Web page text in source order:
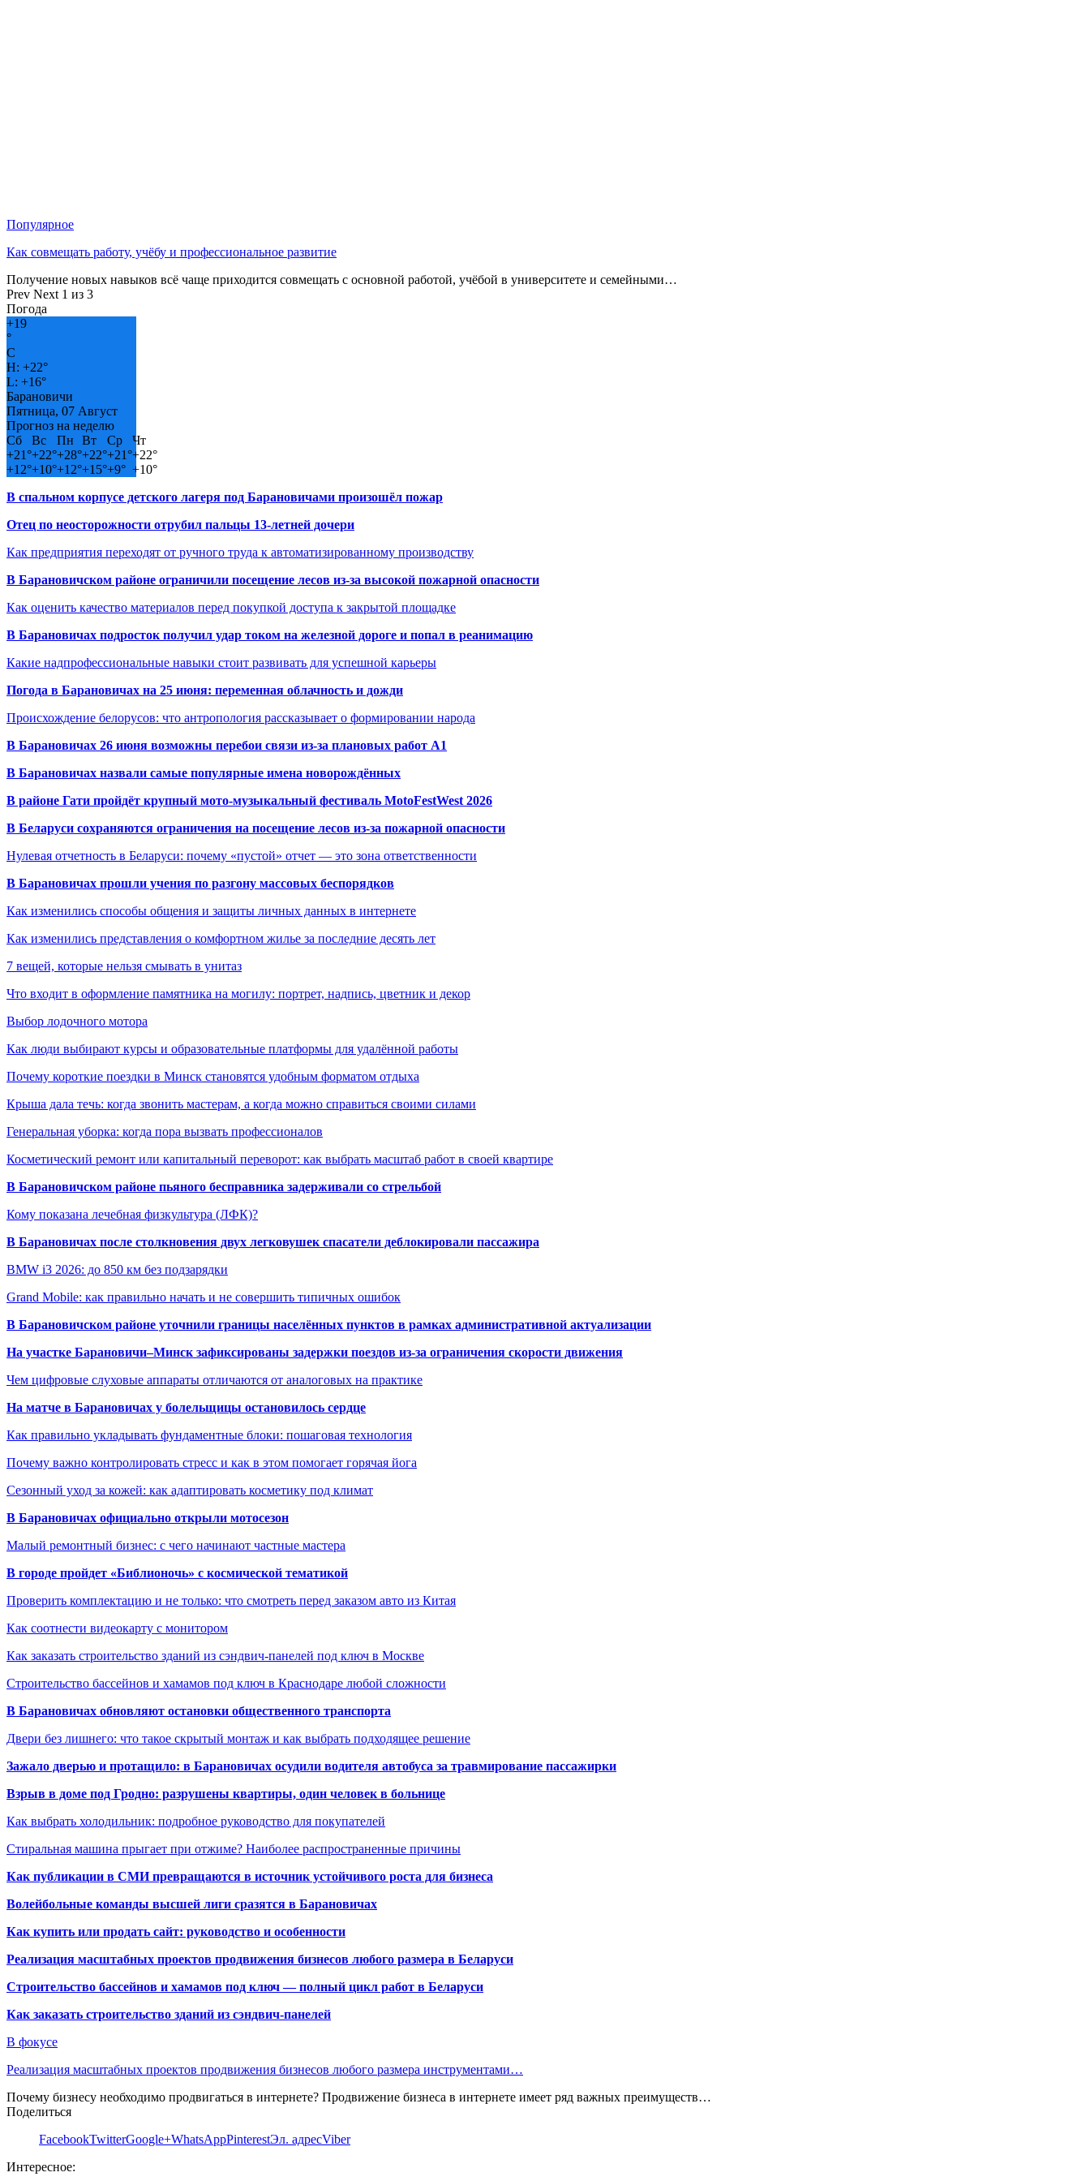
Популярное
Как совмещать работу, учёбу и профессиональное развитие
Получение новых навыков всё чаще приходится совмещать с основной работой, учёбой в университете и семейными…
Prev Next 1 из 3
Погода
+19
°
C
H: +22°
L: +16°
Барановичи
Пятница, 07 Август
Прогноз на неделю
Сб
Вс Пн Вт Ср
Чт
+21°+22°+28°+22°+21°+22°
+12°+10°+12°+15°+9° +10°
В спальном корпусе детского лагеря под Барановичами произошёл пожар
Отец по неосторожности отрубил пальцы 13-летней дочери
Как предприятия переходят от ручного труда к автоматизированному производству
В Барановичском районе ограничили посещение лесов из-за высокой пожарной опасности
Как оценить качество материалов перед покупкой доступа к закрытой площадке
В Барановичах подросток получил удар током на железной дороге и попал в реанимацию
Какие надпрофессиональные навыки стоит развивать для успешной карьеры
Погода в Барановичах на 25 июня: переменная облачность и дожди
Происхождение белорусов: что антропология рассказывает о формировании народа
В Барановичах 26 июня возможны перебои связи из-за плановых работ A1
В Барановичах назвали самые популярные имена новорождённых
В районе Гати пройдёт крупный мото-музыкальный фестиваль MotoFestWest 2026
В Беларуси сохраняются ограничения на посещение лесов из-за пожарной опасности
Нулевая отчетность в Беларуси: почему «пустой» отчет — это зона ответственности
В Барановичах прошли учения по разгону массовых беспорядков
Как изменились способы общения и защиты личных данных в интернете
Как изменились представления о комфортном жилье за последние десять лет
7 вещей, которые нельзя смывать в унитаз
Что входит в оформление памятника на могилу: портрет, надпись, цветник и декор
Выбор лодочного мотора
Как люди выбирают курсы и образовательные платформы для удалённой работы
Почему короткие поездки в Минск становятся удобным форматом отдыха
Крыша дала течь: когда звонить мастерам, а когда можно справиться своими силами
Генеральная уборка: когда пора вызвать профессионалов
Косметический ремонт или капитальный переворот: как выбрать масштаб работ в своей квартире
В Барановичском районе пьяного бесправника задерживали со стрельбой
Кому показана лечебная физкультура (ЛФК)?
В Барановичах после столкновения двух легковушек спасатели деблокировали пассажира
BMW i3 2026: до 850 км без подзарядки
Grand Mobile: как правильно начать и не совершить типичных ошибок
В Барановичском районе уточнили границы населённых пунктов в рамках административной актуализации
На участке Барановичи–Минск зафиксированы задержки поездов из-за ограничения скорости движения
Чем цифровые слуховые аппараты отличаются от аналоговых на практике
На матче в Барановичах у болельщицы остановилось сердце
Как правильно укладывать фундаментные блоки: пошаговая технология
Почему важно контролировать стресс и как в этом помогает горячая йога
Сезонный уход за кожей: как адаптировать косметику под климат
В Барановичах официально открыли мотосезон
Малый ремонтный бизнес: с чего начинают частные мастера
В городе пройдет «Библионочь» с космической тематикой
Проверить комплектацию и не только: что смотреть перед заказом авто из Китая
Как соотнести видеокарту с монитором
Как заказать строительство зданий из сэндвич-панелей под ключ в Москве
Строительство бассейнов и хамамов под ключ в Краснодаре любой сложности
В Барановичах обновляют остановки общественного транспорта
Двери без лишнего: что такое скрытый монтаж и как выбрать подходящее решение
Зажало дверью и протащило: в Барановичах осудили водителя автобуса за травмирование пассажирки
Взрыв в доме под Гродно: разрушены квартиры, один человек в больнице
Как выбрать холодильник: подробное руководство для покупателей
Стиральная машина прыгает при отжиме? Наиболее распространенные причины
Как публикации в СМИ превращаются в источник устойчивого роста для бизнеса
Волейбольные команды высшей лиги сразятся в Барановичах
Как купить или продать сайт: руководство и особенности
Реализация масштабных проектов продвижения бизнесов любого размера в Беларуси
Строительство бассейнов и хамамов под ключ — полный цикл работ в Беларуси
Как заказать строительство зданий из сэндвич-панелей
В фокусе
Реализация масштабных проектов продвижения бизнесов любого размера инструментами…
Почему бизнесу необходимо продвигаться в интернете? Продвижение бизнеса в интернете имеет ряд важных преимуществ…
Поделиться
FacebookTwitterGoogle+WhatsAppPinterestЭл. адресViber
Интересное: